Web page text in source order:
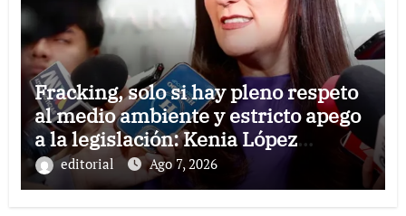
Fracking, solo si hay pleno respeto
al medio ambiente y estricto apego
a la legislación: Kenia López
Rabadán
editorial Ago 7, 2026